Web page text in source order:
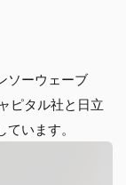
ソーウェーブ
ピタル社と日立
います。